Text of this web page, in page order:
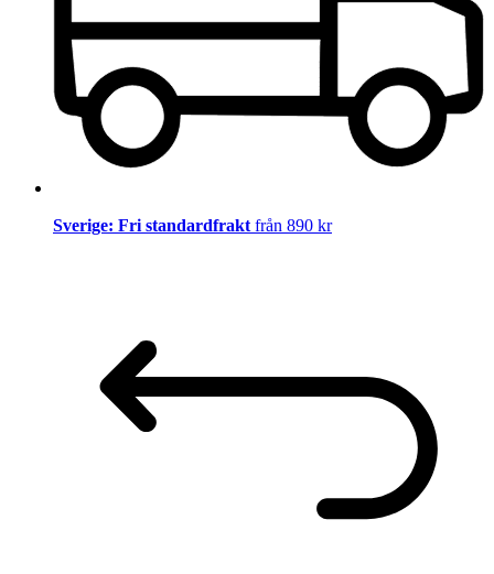
Sverige: Fri standardfrakt från 890 kr